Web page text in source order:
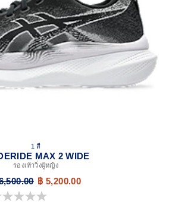
1 สี
MAX 2 WIDE
รองเท้าวิ่งผู้หญิง
฿ 5,200.00
าว